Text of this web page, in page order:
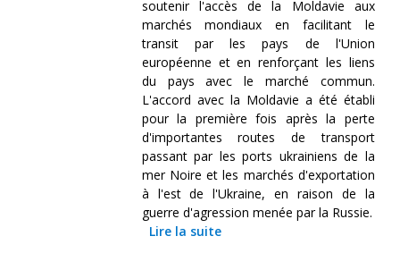
soutenir l'accès de la Moldavie aux
marchés mondiaux en facilitant le
transit par les pays de l'Union
européenne et en renforçant les liens
du pays avec le marché commun.
L'accord avec la Moldavie a été établi
pour la première fois après la perte
d'importantes routes de transport
passant par les ports ukrainiens de la
mer Noire et les marchés d'exportation
à l'est de l'Ukraine, en raison de la
guerre d'agression menée par la Russie.
Lire la suite